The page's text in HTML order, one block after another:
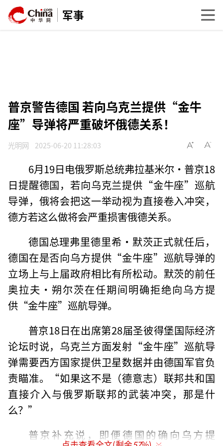
军事
普京警告德国 若向乌克兰提供“金牛
座”导弹将严重破坏俄德关系！
光明网 2025-06-20 11:28:03
6月19日电俄罗斯总统弗拉基米尔·普京18
日提醒德国，若向乌克兰提供“金牛座”巡航
导弹，俄将会把这一举动视为直接卷入冲突，
德方若这么做将会严重损害俄德关系。
德国总理弗里德里希·默茨正式就任后，
德国在是否向乌方提供“金牛座”巡航导弹的
立场上与上届政府相比有所松动。默茨的前任
奥拉夫·朔尔茨在任期间明确拒绝向乌方提
供“金牛座”巡航导弹。
普京18日在出席第28届圣彼得堡国际经济
论坛时说，乌克兰方面发射“金牛座”巡航导
弹需要西方国家提供卫星数据并由德国军官负
责瞄准。“如果这不是（德意志）联邦共和国
直接介入与俄罗斯联邦的武装冲突，那是什
么？”
普京补充说，即便德国的确向乌方提